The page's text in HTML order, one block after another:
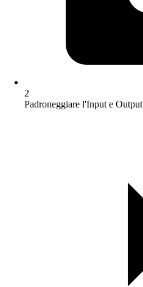
2
Padroneggiare l'Input e Output